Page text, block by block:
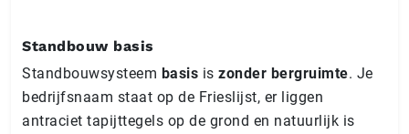
Standbouw basis
Standbouwsysteem basis is zonder bergruimte. Je
bedrijfsnaam staat op de Frieslijst, er liggen
antraciet tapijttegels op de grond en natuurlijk is